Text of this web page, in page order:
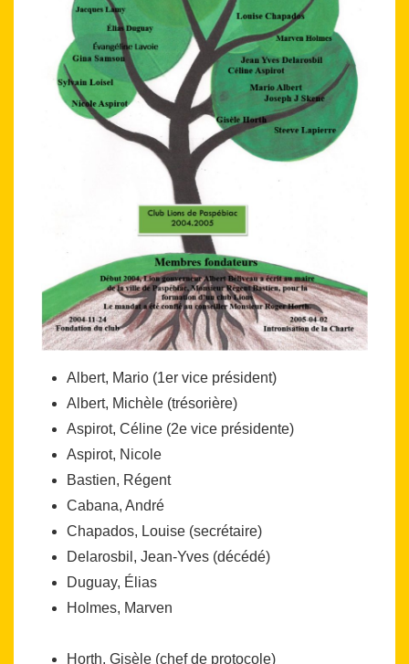
Albert, Mario (1er vice président)
Albert, Michèle (trésorière)
Aspirot, Céline (2e vice présidente)
Aspirot, Nicole
Bastien, Régent
Cabana, André
Chapados, Louise (secrétaire)
Delarosbil, Jean-Yves (décédé)
Duguay, Élias
Holmes, Marven
Horth, Gisèle (chef de protocole)